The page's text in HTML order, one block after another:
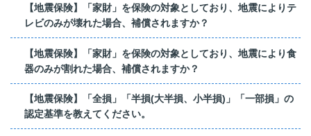
【地震保険】「家財」を保険の対象としており、地震によりテ
レビのみが壊れた場合、補償されますか？
【地震保険】「家財」を保険の対象としており、地震により食
器のみが割れた場合、補償されますか？
【地震保険】「全損」「半損(大半損、小半損)」「一部損」の
認定基準を教えてください。